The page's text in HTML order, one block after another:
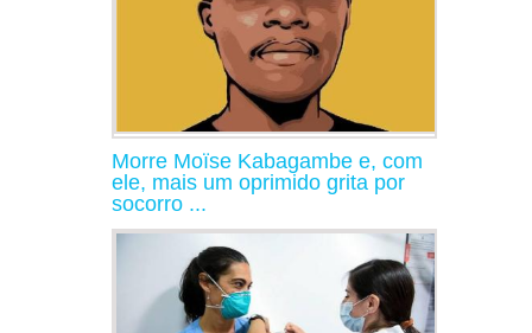
Morre Moïse Kabagambe e, com
ele, mais um oprimido grita por
socorro ...